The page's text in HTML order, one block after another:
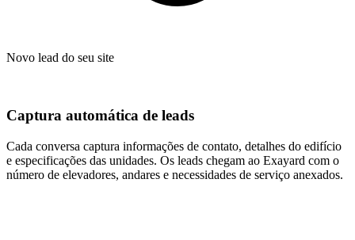
Novo lead do seu site
Captura automática de leads
Cada conversa captura informações de contato, detalhes do edifício
e especificações das unidades. Os leads chegam ao Exayard com o
número de elevadores, andares e necessidades de serviço anexados.